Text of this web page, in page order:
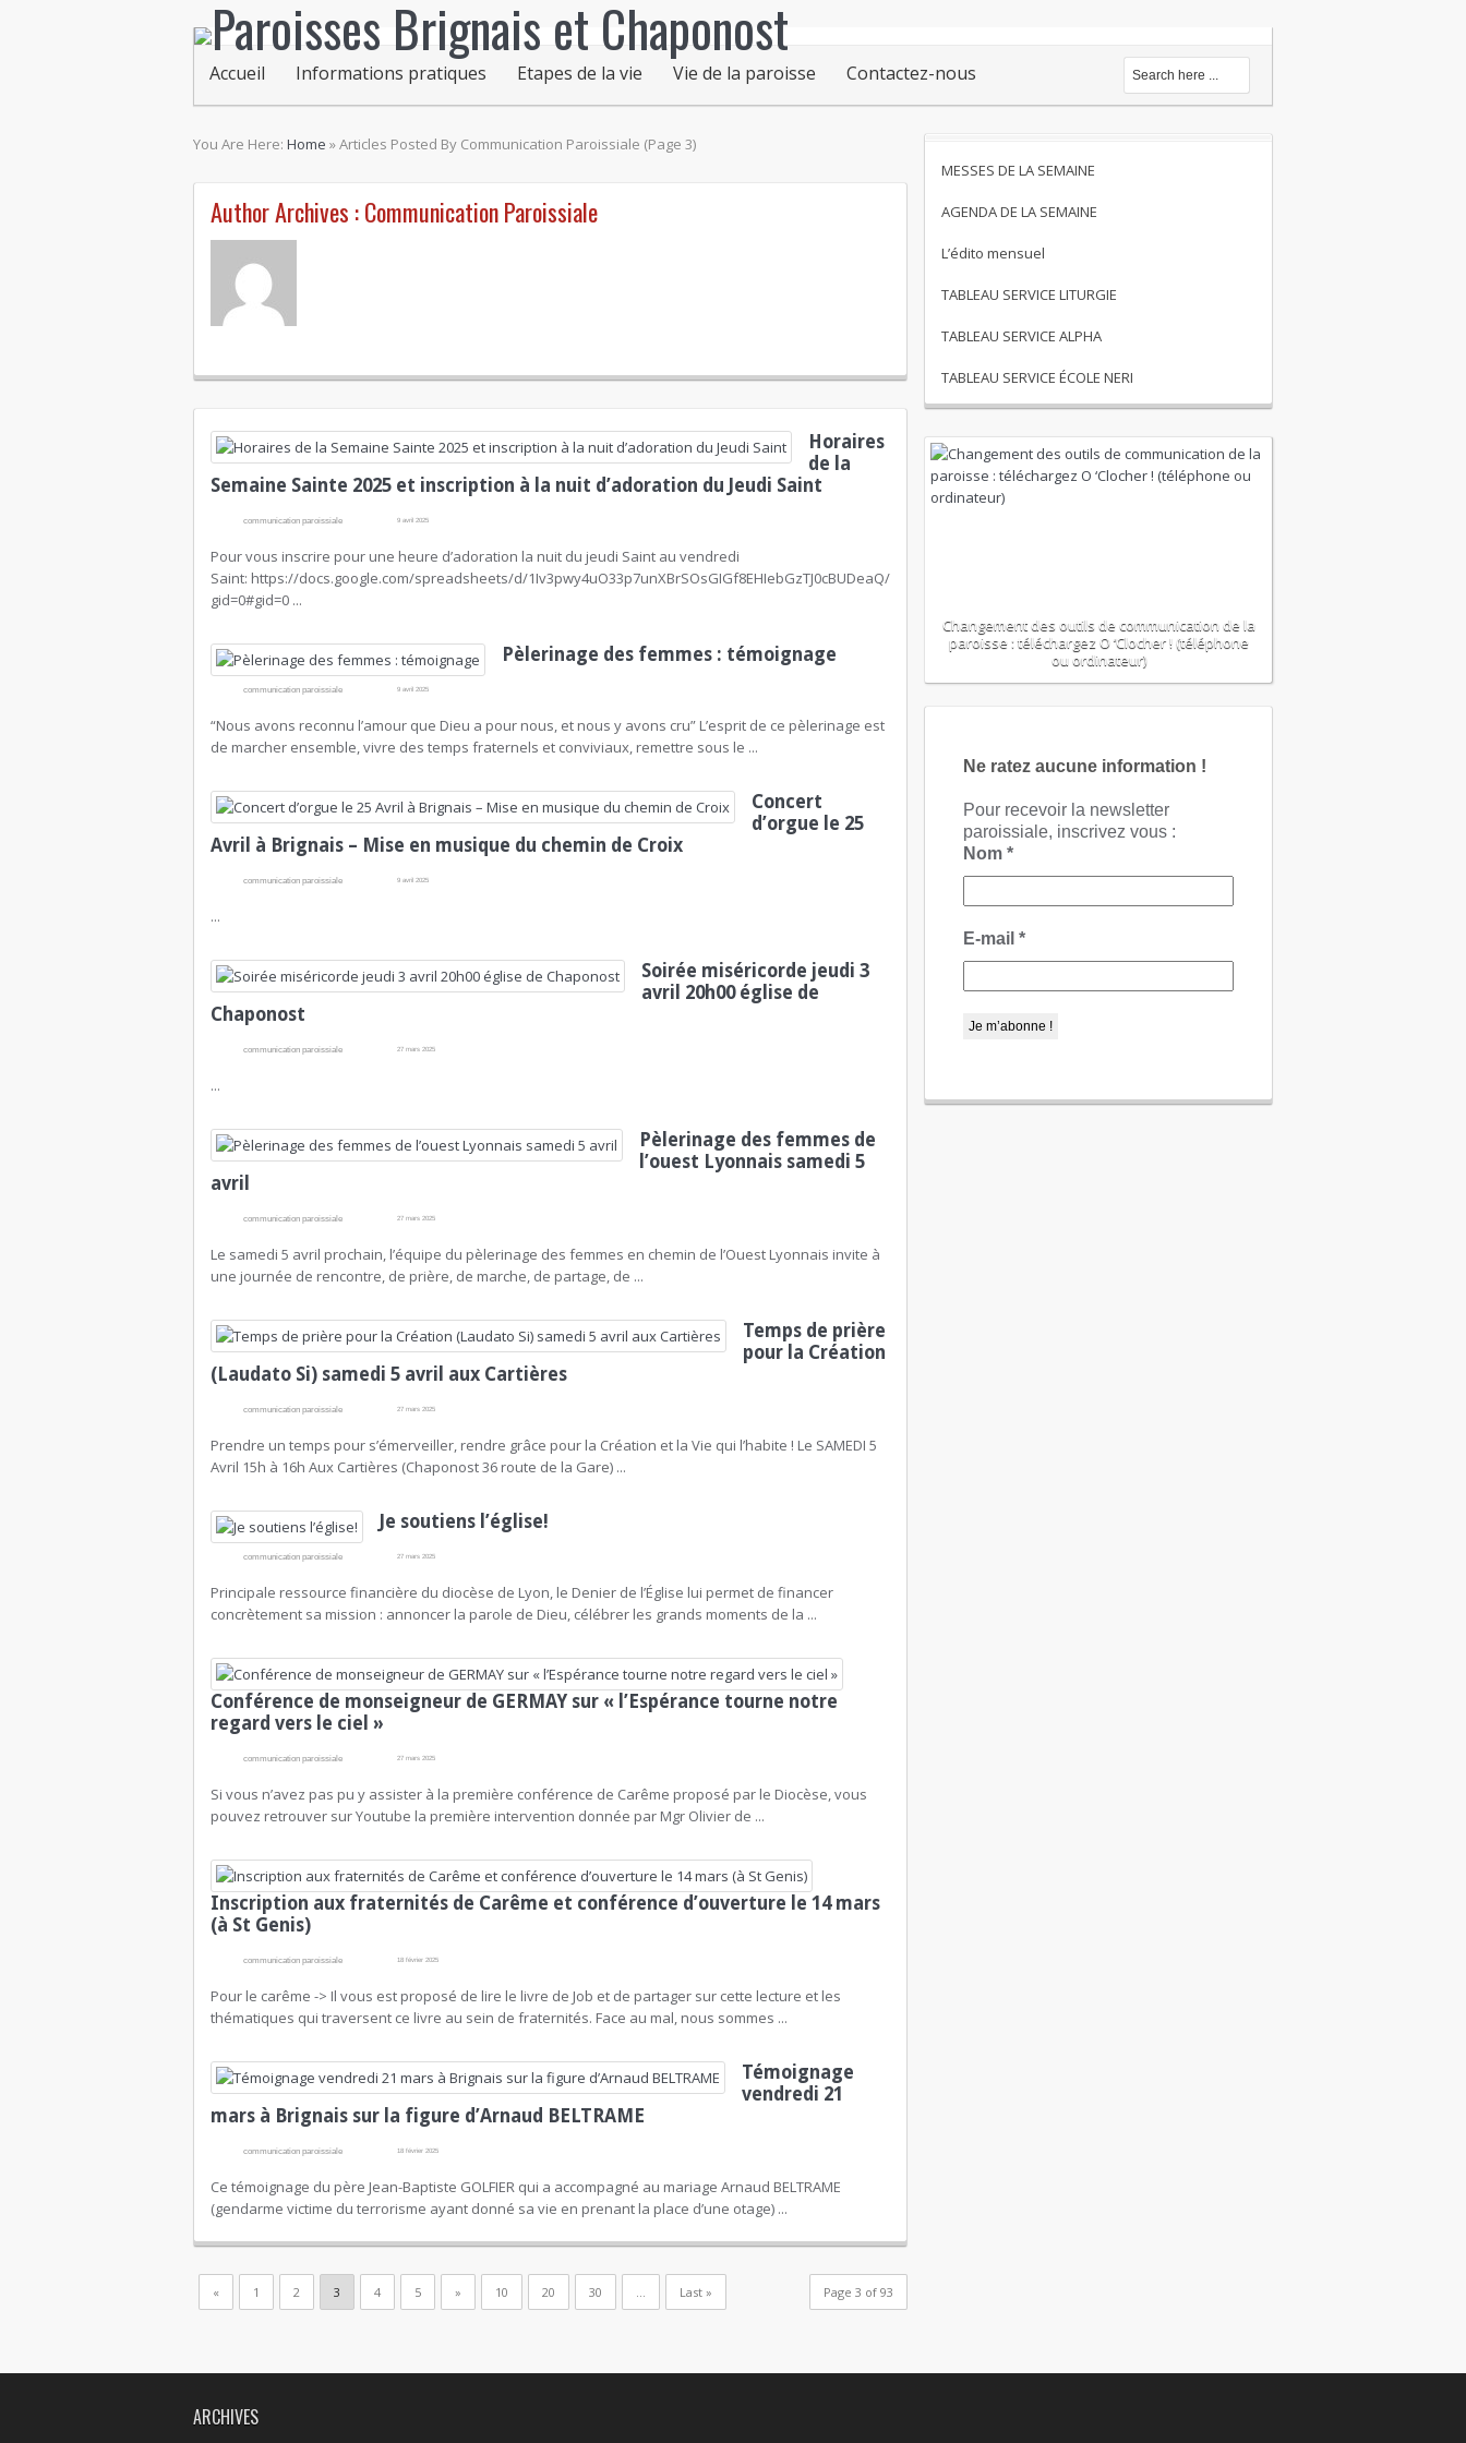
Accueil Informations pratiques Etapes de la vie Vie de la paroisse Contactez-nous
You Are Here: Home »Articles Posted By Communication Paroissiale (Page 3)
Author Archives :Communication Paroissiale
Horaires
de la
Semaine Sainte 2025 et inscription à la nuit d’adoration du Jeudi Saint
communication paroissiale 9 avril 2025
Pour vous inscrire pour une heure d’adoration la nuit du jeudi Saint au vendredi
Saint: https://docs.google.com/spreadsheets/d/1Iv3pwy4uO33p7unXBrSOsGIGf8EHIebGzTJ0cBUDeaQ/edit?
gid=0#gid=0 ...
Pèlerinage des femmes : témoignage
communication paroissiale 9 avril 2025
“Nous avons reconnu l’amour que Dieu a pour nous, et nous y avons cru” L’esprit de ce pèlerinage est
de marcher ensemble, vivre des temps fraternels et conviviaux, remettre sous le ...
Concert
d’orgue le 25
Avril à Brignais – Mise en musique du chemin de Croix
communication paroissiale 9 avril 2025
...
Soirée miséricorde jeudi 3
avril 20h00 église de
Chaponost
communication paroissiale 27 mars 2025
...
Pèlerinage des femmes de
l’ouest Lyonnais samedi 5
avril
communication paroissiale 27 mars 2025
Le samedi 5 avril prochain, l’équipe du pèlerinage des femmes en chemin de l’Ouest Lyonnais invite à
une journée de rencontre, de prière, de marche, de partage, de ...
Temps de prière
pour la Création
(Laudato Si) samedi 5 avril aux Cartières
communication paroissiale 27 mars 2025
Prendre un temps pour s’émerveiller, rendre grâce pour la Création et la Vie qui l’habite ! Le SAMEDI 5
Avril 15h à 16h Aux Cartières (Chaponost 36 route de la Gare) ...
Je soutiens l’église!
communication paroissiale 27 mars 2025
Principale ressource financière du diocèse de Lyon, le Denier de l’Église lui permet de financer
concrètement sa mission : annoncer la parole de Dieu, célébrer les grands moments de la ...
Conférence de monseigneur de GERMAY sur « l’Espérance tourne notre
regard vers le ciel »
communication paroissiale 27 mars 2025
Si vous n’avez pas pu y assister à la première conférence de Carême proposé par le Diocèse, vous
pouvez retrouver sur Youtube la première intervention donnée par Mgr Olivier de ...
Inscription aux fraternités de Carême et conférence d’ouverture le 14 mars
(à St Genis)
communication paroissiale 18 février 2025
Pour le carême -> Il vous est proposé de lire le livre de Job et de partager sur cette lecture et les
thématiques qui traversent ce livre au sein de fraternités. Face au mal, nous sommes ...
Témoignage
vendredi 21
mars à Brignais sur la figure d’Arnaud BELTRAME
communication paroissiale 18 février 2025
Ce témoignage du père Jean-Baptiste GOLFIER qui a accompagné au mariage Arnaud BELTRAME
(gendarme victime du terrorisme ayant donné sa vie en prenant la place d’une otage) ...
Page 3 of 93
« 1 2 3 4 5 » 10 20 30 ... Last »
MESSES DE LA SEMAINE
AGENDA DE LA SEMAINE
L’édito mensuel
TABLEAU SERVICE LITURGIE
TABLEAU SERVICE ALPHA
TABLEAU SERVICE ÉCOLE NERI
Changement des outils de communication de la
paroisse : téléchargez O ‘Clocher ! (téléphone
ou ordinateur)
Ne ratez aucune information !
Pour recevoir la newsletter
paroissiale, inscrivez vous :
Nom *
E-mail *
ARCHIVES